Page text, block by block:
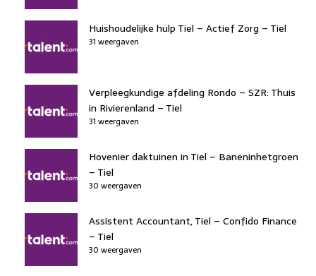
Huishoudelijke hulp Tiel – Actief Zorg – Tiel
31 weergaven
Verpleegkundige afdeling Rondo – SZR: Thuis
in Rivierenland – Tiel
31 weergaven
Hovenier daktuinen in Tiel – Baneninhetgroen
– Tiel
30 weergaven
Assistent Accountant, Tiel – Confido Finance
– Tiel
30 weergaven